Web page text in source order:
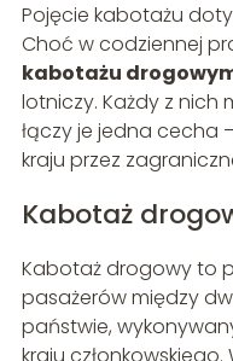
Pojęcie kabotażu
Choć w codziennej
kabotażu
lotniczy. Każdy z nich
łączy je jedna cecha
kraju przez
Kabotaż
Kabotaż drogowy to
pasażerów między
państwie,